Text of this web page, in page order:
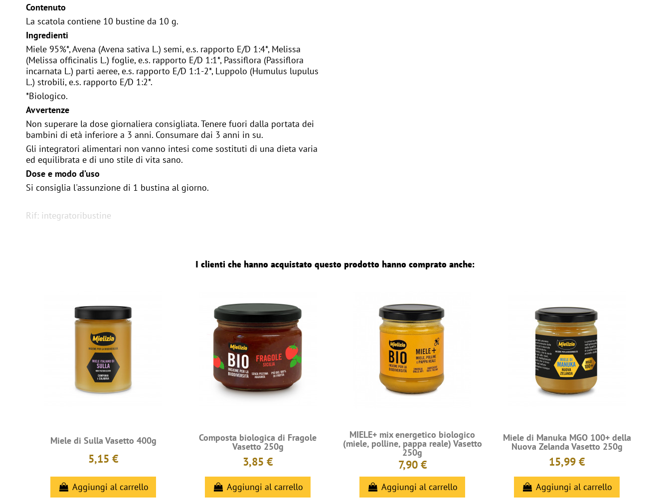
Contenuto
La scatola contiene 10 bustine da 10 g.
Ingredienti
Miele 95%*, Avena (Avena sativa L.) semi, e.s. rapporto E/D 1:4*, Melissa
(Melissa officinalis L.) foglie, e.s. rapporto E/D 1:1*, Passiflora (Passiflora
incarnata L.) parti aeree, e.s. rapporto E/D 1:1-2*, Luppolo (Humulus lupulus
L.) strobili, e.s. rapporto E/D 1:2*.
*Biologico.
Avvertenze
Non superare la dose giornaliera consigliata. Tenere fuori dalla portata dei
bambini di età inferiore a 3 anni. Consumare dai 3 anni in su.
Gli integratori alimentari non vanno intesi come sostituti di una dieta varia
ed equilibrata e di uno stile di vita sano.
Dose e modo d’uso
Si consiglia l'assunzione di 1 bustina al giorno.
Rif: integratoribustine
I clienti che hanno acquistato questo prodotto hanno comprato anche:
Miele di Sulla Vasetto 400g
5,15 €
Aggiungi al carrello
Composta biologica di Fragole
Vasetto 250g
3,85 €
Aggiungi al carrello
MIELE+ mix energetico biologico
(miele, polline, pappa reale) Vasetto
250g
7,90 €
Aggiungi al carrello
Miele di Manuka MGO 100+ della
Nuova Zelanda Vasetto 250g
15,99 €
Aggiungi al carrello